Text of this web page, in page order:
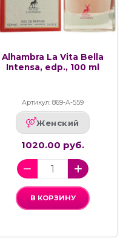
Alhambra La Vita Bella
Intensa, edp., 100 ml
Артикул: 869-А-559
Женский
1020.00 руб.
В КОРЗИНУ